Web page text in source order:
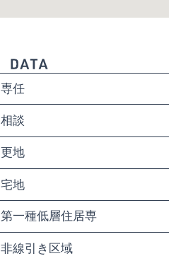
専任
相談
更地
宅地
第一種低層住居専
非線引き区域